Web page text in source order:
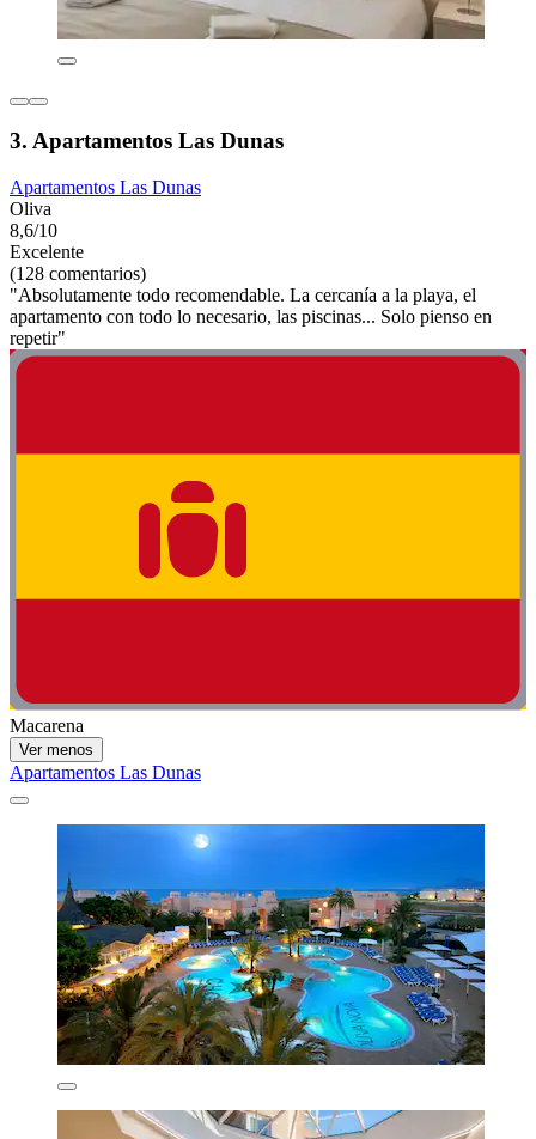
3. Apartamentos Las Dunas
Apartamentos Las Dunas
Oliva
8,6/10
Excelente
(128 comentarios)
"Absolutamente todo recomendable. La cercanía a la playa, el
apartamento con todo lo necesario, las piscinas... Solo pienso en
repetir"
Macarena
Ver menos
Apartamentos Las Dunas